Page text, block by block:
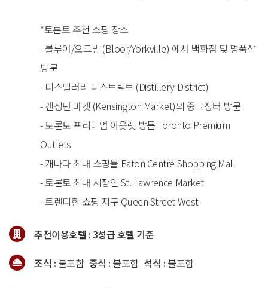
*토론토 추천 쇼핑 장소
- 블루어/요크빌 (Bloor/Yorkville) 에서 백화점 및 명품샵
방문
- 디스틸러리 디스트릭트 (Distillery District)
- 켄싱턴 마켓 (Kensington Market)의 중고장터 방문
- 토론토 프리미엄 아웃렛 방문 Toronto Premium
Outlets
- 캐나다 최대 쇼핑몰 Eaton Centre Shopping Mall
- 토론토 최대 시장인 St. Lawrence Market
- 트렌디한 쇼핑 지구 Queen Street West
추천이용호텔 :3성급 호텔 기준
조식 : 불포함 중식 : 불포함 석식 : 불포함